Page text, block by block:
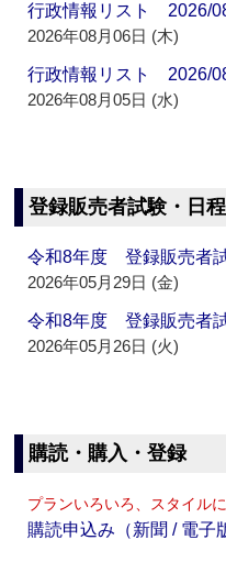
行政情報リスト 2026/
2026年08月06日 (木)
行政情報リスト 2026/
2026年08月05日 (水)
登録販売者試験・日
令和8年度 登録販売者
2026年05月29日 (金)
令和8年度 登録販売者
2026年05月26日 (火)
購読・購入・登録
プランいろいろ、スタイル
購読申込み（新聞 / 電子